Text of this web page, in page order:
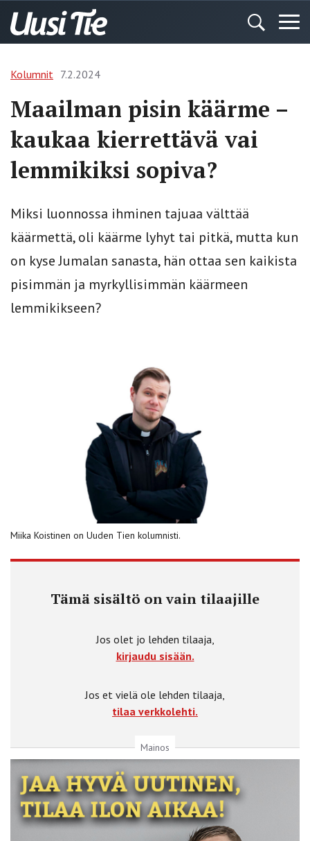
Kolumnit 7.2.2024
Maailman pisin käärme –
kaukaa kierrettävä vai
lemmikiksi sopiva?
Miksi luonnossa ihminen tajuaa välttää
käärmettä, oli käärme lyhyt tai pitkä, mutta kun
on kyse Jumalan sanasta, hän ottaa sen kaikista
pisimmän ja myrkyllisimmän käärmeen
lemmikikseen?
Miika Koistinen on Uuden Tien kolumnisti.
Tämä sisältö on vain tilaajille
Jos olet jo lehden tilaaja,
kirjaudu sisään.
Jos et vielä ole lehden tilaaja,
tilaa verkkolehti.
Mainos